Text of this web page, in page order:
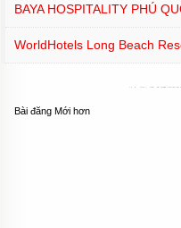
BAYA HOSPITALITY PHÚ
WorldHotels Long Beach
Bài đăng Mới hơn